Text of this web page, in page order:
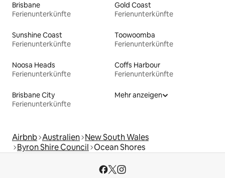
Brisbane
Ferienunterkünfte
Gold Coast
Ferienunterkünfte
Sunshine Coast
Ferienunterkünfte
Toowoomba
Ferienunterkünfte
Noosa Heads
Ferienunterkünfte
Coffs Harbour
Ferienunterkünfte
Brisbane City
Ferienunterkünfte
Mehr anzeigen
Airbnb Australien New South Wales
Byron Shire Council Ocean Shores